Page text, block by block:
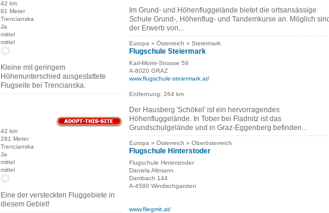
42 km
81 Meter
Trencianska
Ja
mittel
mittel
Kleine mit geringem
Höhenunterschied ausgestattete
Flugseite bei Trencianska.
42 km
281 Meter
Trencianska
Ja
mittel
mittel
Eine der versteckten Fluggebiete in
diesem Gebiet!
Im Grund- und Höhenfluggelände bietet die ortsansässige
Schule Grund-, Höhenflug- und Tandemkurse an. Möglich
der Erwerb von...
Europa » Österreich » Steiermark
Flugschule Steiermark
Karl-Morre-Strasse 59
A-8020 GRAZ
www.flugschule-steiermark.at/
Entfernung: 264 km
Der Hausberg 'Schökel' ist ein hervorragendes
Höhenfluggelände. In Tober bei Fladnitz ist das
Grundschulgelände und in Graz-Eggenberg befinden...
Europa » Österreich » Oberösterreich
Flugschule Hinterstoder
Flugschule Hinterstoder
Daniela Altmann
Dambach 144
A-4580 Windischgarsten
www.fliegmit.at/